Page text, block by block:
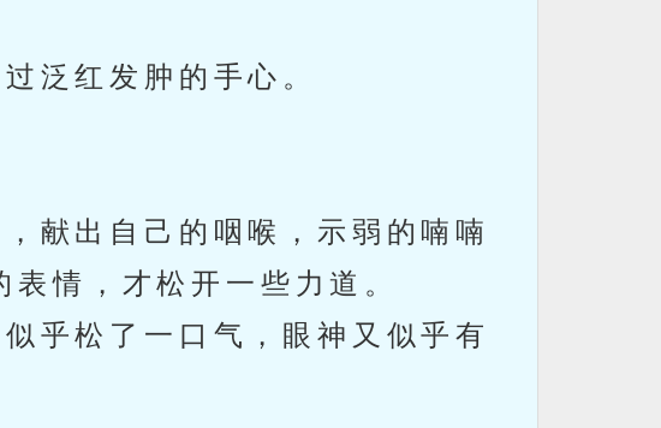
泛红发肿的手心。
献出自己的咽喉，示弱的喃喃
情，才松开一些力道。
乎松了一口气，眼神又似乎有